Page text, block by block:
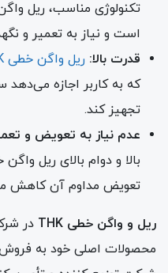
است و نیاز به تعمیر و
قدرت بالا: ریل واگن خطی THK
که به کاربر اجازه می‌دهد
تجهیز کند.
عدم نیاز به تعویض و
تعویض مداوم آن کاهش
ریل و واگن خطی THK
در
محصولات اصلی خود به